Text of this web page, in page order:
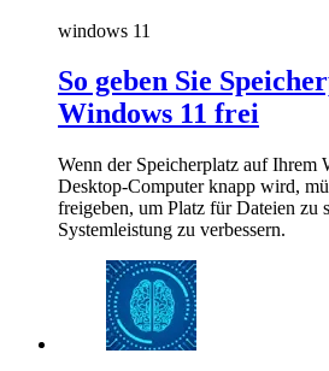
windows 11
So geben Sie
Windows 11 frei
Wenn der Speicherplatz auf Ihrem
Desktop-Computer knapp wird,
freigeben, um Platz für Dateien zu
Systemleistung zu verbessern.